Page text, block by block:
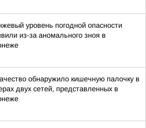
уровень погодной опасности
из-за аномального зноя в
обнаружило кишечную палочку в
двух сетей, представленных в